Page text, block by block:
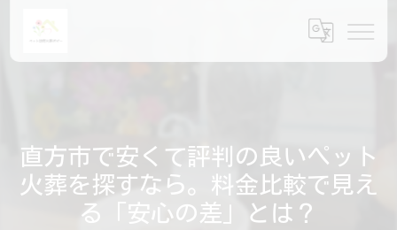
直方市で安くて評判の良いペット
火葬を探すなら。料金比較で見え
る「安心の差」とは？